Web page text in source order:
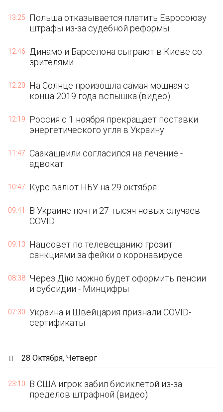
13:25
Польша отказывается платить Евросоюзу
штрафы из-за судебной реформы
12:46
Динамо и Барселона сыграют в Киеве со
зрителями
12:20
На Солнце произошла самая мощная с
конца 2019 года вспышка (видео)
12:19
Россия с 1 ноября прекращает поставки
энергетического угля в Украину
11:47 Саакашвили согласился на лечение -
адвокат
10:47 Курс валют НБУ на 29 октября
09:41
В Украине почти 27 тысяч новых случаев
COVID
09:13
Нацсовет по телевещанию грозит
санкциями за фейки о коронавирусе
08:38 Через Дію можно будет оформить пенсии
и субсидии - Минцифры
07:30 Украина и Швейцария признали COVID-
сертификаты
28 Октября, Четверг
23:10
В США игрок забил бисиклетой из-за
пределов штрафной (видео)